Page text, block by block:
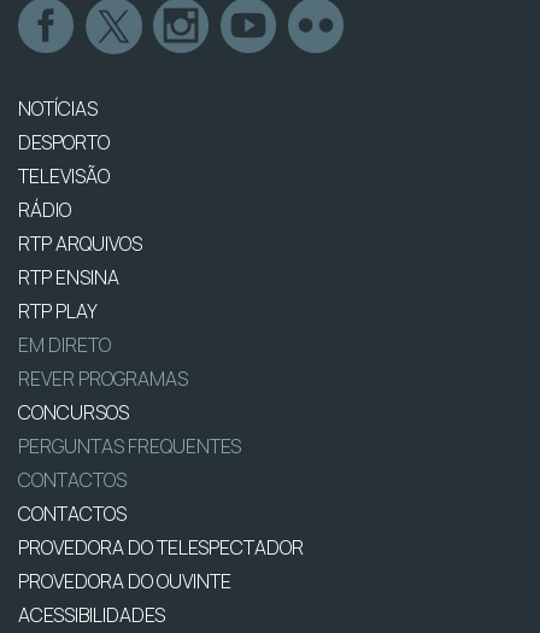
NOTÍCIAS
DESPORTO
TELEVISÃO
RÁDIO
RTP ARQUIVOS
RTP ENSINA
RTP PLAY
EM DIRETO
REVER PROGRAMAS
CONCURSOS
PERGUNTAS FREQUENTES
CONTACTOS
CONTACTOS
PROVEDORA DO TELESPECTADOR
PROVEDORA DO OUVINTE
ACESSIBILIDADES